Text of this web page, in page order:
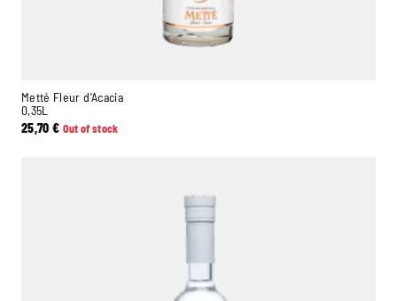
Metté Fleur d'Acacia
0,35L
25,70€ Out of stock